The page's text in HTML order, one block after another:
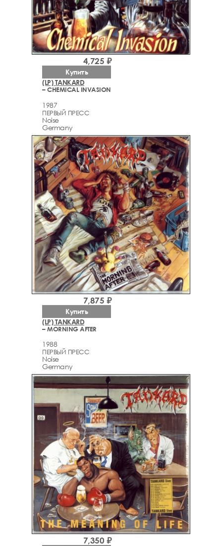
(LP) TANKARD
– CHEMICAL INVASION
1987
ПЕРВЫЙ ПРЕСС
Noise
Germany
4,725 ₽
Купить
(LP) TANKARD
– MORNING AFTER
1988
ПЕРВЫЙ ПРЕСС
Noise
Germany
7,875 ₽
Купить
7,350 ₽